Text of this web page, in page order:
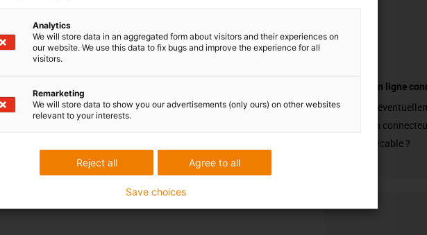
Boutique en ligne
Avez-vous
besoin d'un
votre readycable ?
Analytics
We will store data in an aggregated form about visitors and their experiences on
our website. We use this data to fix bugs and improve the experience for all
visitors.
Remarketing
We will store data to show you our advertisements (only ours) on other websites
relevant to your interests.
Agree to all
Reject all
Save choices